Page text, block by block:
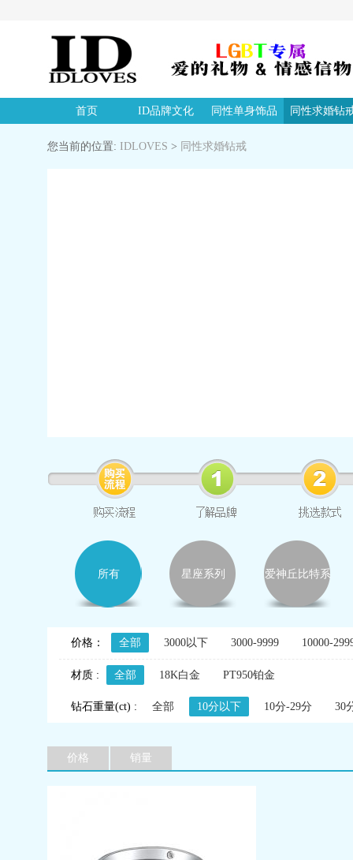
首页 ID品牌文化 同性单身饰品 同性求婚钻
您当前的位置: IDLOVES > 同性求婚钻戒
所有 星座系列 爱神丘比特系
列
价格： 全部 3000以下 3000-9999 10000-
材质 : 全部 18K白金 PT950铂金
钻石重量(ct) : 全部 10分以下 10分-29分 30
价格 销量